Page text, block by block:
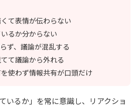
て表情が伝わらない
るか分からない
ず、議論が混乱する
て議論から外れる
使わず情報共有が口頭だけ
いるか」を常に意識し、リアクショ